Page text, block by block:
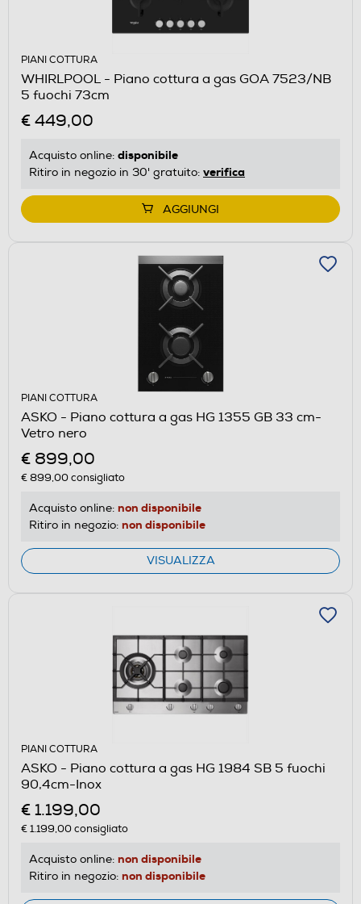
PIANI COTTURA
WHIRLPOOL - Piano cottura a gas GOA 7523/NB
5 fuochi 73cm
€ 449,00
Acquisto online: disponibile
Ritiro in negozio in 30' gratuito: verifica
AGGIUNGI
PIANI COTTURA
ASKO - Piano cottura a gas HG 1355 GB 33 cm-
Vetro nero
€ 899,00
€ 899,00consigliato
Acquisto online: non disponibile
Ritiro in negozio: non disponibile
VISUALIZZA
PIANI COTTURA
ASKO - Piano cottura a gas HG 1984 SB 5 fuochi
90,4cm-Inox
€ 1.199,00
€ 1.199,00consigliato
Acquisto online: non disponibile
Ritiro in negozio: non disponibile